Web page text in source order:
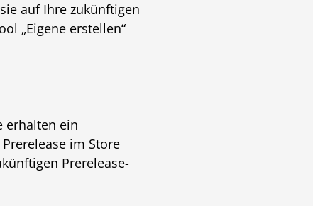
auf Ihre zukünftigen
„Eigene erstellen“
erhalten ein
im Store
Prerelease-